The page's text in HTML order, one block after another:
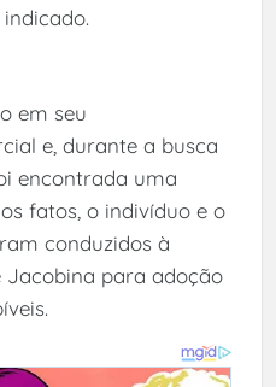
em seu
e, durante a busca
encontrada uma
fatos, o indivíduo e o
conduzidos à
Jacobina para adoção